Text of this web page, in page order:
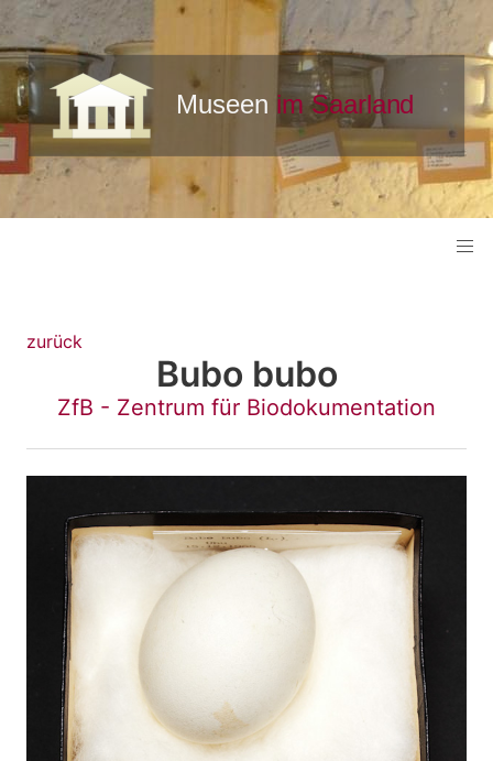
zurück
Bubo bubo
ZfB - Zentrum für Biodokumentation